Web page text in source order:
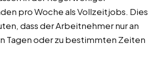
pro Woche als Vollzeitjobs. Dies
dass der Arbeitnehmer nur an
Tagen oder zu bestimmten Zeiten